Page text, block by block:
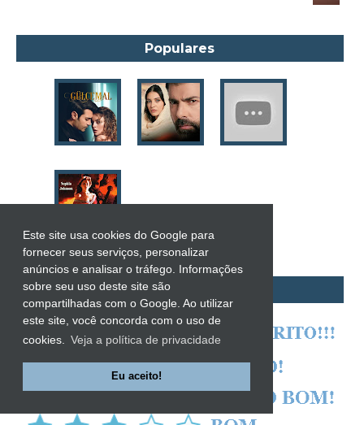
Este site usa cookies do Google para
fornecer seus serviços, personalizar
anúncios e analisar o tráfego. Informações
sobre seu uso deste site são
compartilhadas com o Google. Ao utilizar
este site, você concorda com o uso de
cookies.
Veja a política de privacidade
Eu aceito!
Angela Marsons
Anne Frank
Anne Gracie
Anne Hampson
Anne Mather
Anuradha Roy
Ariano Suassuna
Ayòbámi Adébáyò
B. A. Paris
Babi A. Sette
Barbara Delinsky
Barbara Freethy
Barbara Leigh
Populares
AVALIAÇÃO